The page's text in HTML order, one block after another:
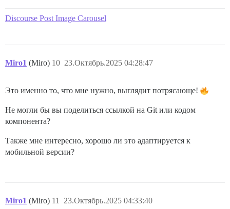
Discourse Post Image Carousel
Miro1 (Miro) 23.Октябрь.2025 04:28:47
10
Это именно то, что мне нужно, выглядит потрясающе!
Не могли бы вы поделиться ссылкой на Git или кодом
компонента?
Также мне интересно, хорошо ли это адаптируется к
мобильной версии?
Miro1 (Miro) 23.Октябрь.2025 04:33:40
11